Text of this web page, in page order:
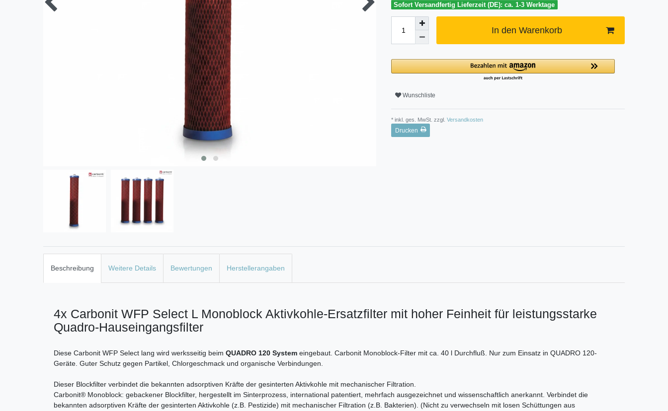
Sofort Versandfertig Lieferzeit (DE): ca. 1-3 Werktage
In den Warenkorb
Wunschliste
* inkl. ges. MwSt. zzgl. Versandkosten
Drucken
Beschreibung Weitere Details Bewertungen Herstellerangaben
4x Carbonit WFP Select L Monoblock Aktivkohle-Ersatzfilter mit hoher Feinheit für leistungsstarke
Quadro-Hauseingangsfilter
Diese Carbonit WFP Select lang wird werksseitig beim QUADRO 120 System eingebaut. Carbonit Monoblock-Filter mit ca. 40 l Durchfluß. Nur zum Einsatz in QUADRO 120-
Geräte. Guter Schutz gegen Partikel, Chlorgeschmack und organische Verbindungen.
Dieser Blockfilter verbindet die bekannten adsorptiven Kräfte der gesinterten Aktivkohle mit mechanischer Filtration.
Carbonit® Monoblock: gebackener Blockfilter, hergestellt im Sinterprozess, international patentiert, mehrfach ausgezeichnet und wissenschaftlich anerkannt. Verbindet die
bekannten adsorptiven Kräfte der gesinterten Aktivkohle (z.B. Pestizide) mit mechanischer Filtration (z.B. Bakterien). (Nicht zu verwechseln mit losen Schüttungen aus